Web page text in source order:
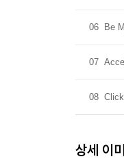
06 Be
07
08
상세 이